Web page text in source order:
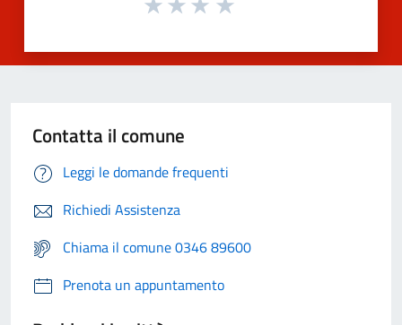
Contatta il comune
Leggi le domande frequenti
Richiedi Assistenza
Chiama il comune 0346 89600
Prenota un appuntamento